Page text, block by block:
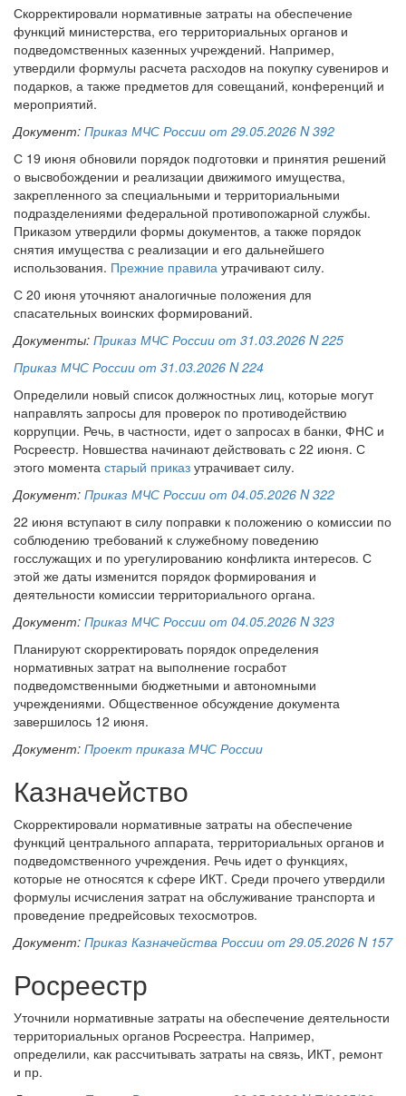
Скорректировали нормативные затраты на обеспечение
функций министерства, его территориальных органов и
подведомственных казенных учреждений. Например,
утвердили формулы расчета расходов на покупку сувениров и
подарков, а также предметов для совещаний, конференций и
мероприятий.
Документ: Приказ МЧС России от 29.05.2026 N 392
С 19 июня обновили порядок подготовки и принятия решений
о высвобождении и реализации движимого имущества,
закрепленного за специальными и территориальными
подразделениями федеральной противопожарной службы.
Приказом утвердили формы документов, а также порядок
снятия имущества с реализации и его дальнейшего
использования. Прежние правила утрачивают силу.
С 20 июня уточняют аналогичные положения для
спасательных воинских формирований.
Документы: Приказ МЧС России от 31.03.2026 N 225
Приказ МЧС России от 31.03.2026 N 224
Определили новый список должностных лиц, которые могут
направлять запросы для проверок по противодействию
коррупции. Речь, в частности, идет о запросах в банки, ФНС и
Росреестр. Новшества начинают действовать с 22 июня. С
этого момента старый приказ утрачивает силу.
Документ: Приказ МЧС России от 04.05.2026 N 322
22 июня вступают в силу поправки к положению о комиссии по
соблюдению требований к служебному поведению
госслужащих и по урегулированию конфликта интересов. С
этой же даты изменится порядок формирования и
деятельности комиссии территориального органа.
Документ: Приказ МЧС России от 04.05.2026 N 323
Планируют скорректировать порядок определения
нормативных затрат на выполнение госработ
подведомственными бюджетными и автономными
учреждениями. Общественное обсуждение документа
завершилось 12 июня.
Документ: Проект приказа МЧС России
Казначейство
Скорректировали нормативные затраты на обеспечение
функций центрального аппарата, территориальных органов и
подведомственного учреждения. Речь идет о функциях,
которые не относятся к сфере ИКТ. Среди прочего утвердили
формулы исчисления затрат на обслуживание транспорта и
проведение предрейсовых техосмотров.
Документ: Приказ Казначейства России от 29.05.2026 N 157
Росреестр
Уточнили нормативные затраты на обеспечение деятельности
территориальных органов Росреестра. Например,
определили, как рассчитывать затраты на связь, ИКТ, ремонт
и пр.